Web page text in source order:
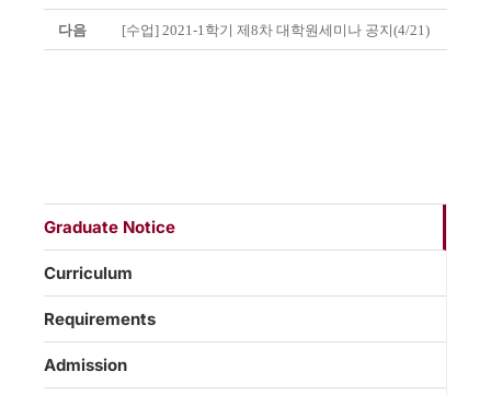
다음 [수업] 2021-1학기 제8차 대학원세미나 공지(4/21)
Graduate Notice
Curriculum
Requirements
Admission